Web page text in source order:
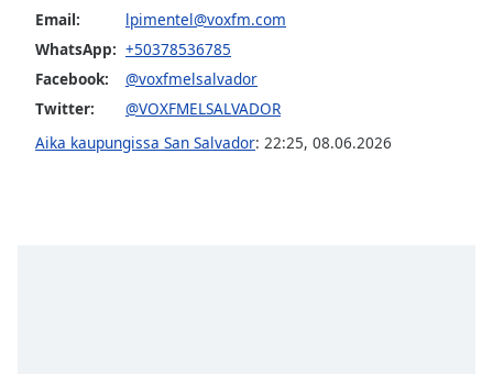
close
window.
Email:
lpimentel@voxfm.com
WhatsApp: +50378536785
Facebook:
@voxfmelsalvador
Twitter:
@VOXFMELSALVADOR
Aika kaupungissa San Salvador: 22:25, 08.06.2026